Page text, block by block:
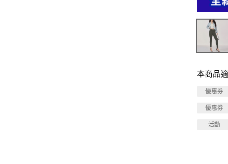
本商品
優惠券
優惠券
活動